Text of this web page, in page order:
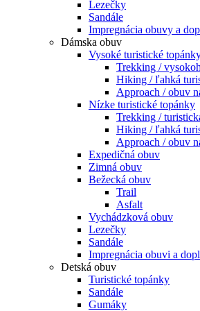
Lezečky
Sandále
Impregnácia obuvy a
Dámska obuv
Vysoké turistické
Trekking /
Hiking / ľahká
Approach / obuv
Nízke turistické topánky
Trekking /
Hiking / ľahká
Approach / obuv
Expedičná obuv
Zimná obuv
Bežecká obuv
Trail
Asfalt
Vychádzková obuv
Lezečky
Sandále
Impregnácia obuvi a
Detská obuv
Turistické topánky
Sandále
Gumáky